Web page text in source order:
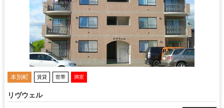
本別町 賃貸 世帯 満室
リヴウェル